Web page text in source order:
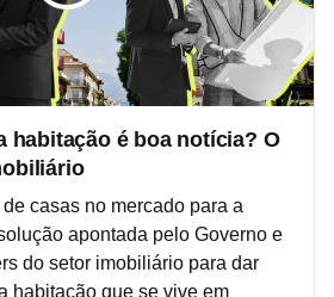
habitação é boa notícia? O
casas no mercado para a
apontada pelo Governo e
do setor imobiliário para dar
habitação que se vive em